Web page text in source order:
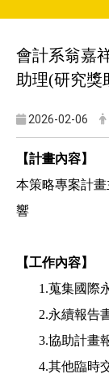
會計系翁嘉
助理(研究獎
2026-02-06
【計畫內容】
本策略專案計
響
【工作內容】
1.蒐集國際永
2.永續報告
3.協助計畫
4.其他臨時